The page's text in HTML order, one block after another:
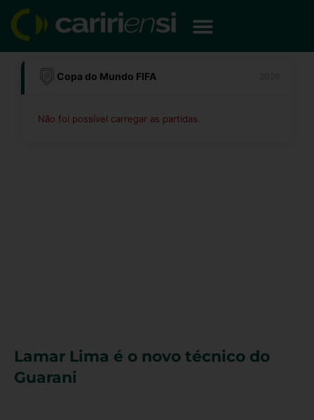
para
conteúdo
Copa do Mundo FIFA
Não foi possível carregar as partidas.
Lamar Lima é o novo técnico do
Guarani